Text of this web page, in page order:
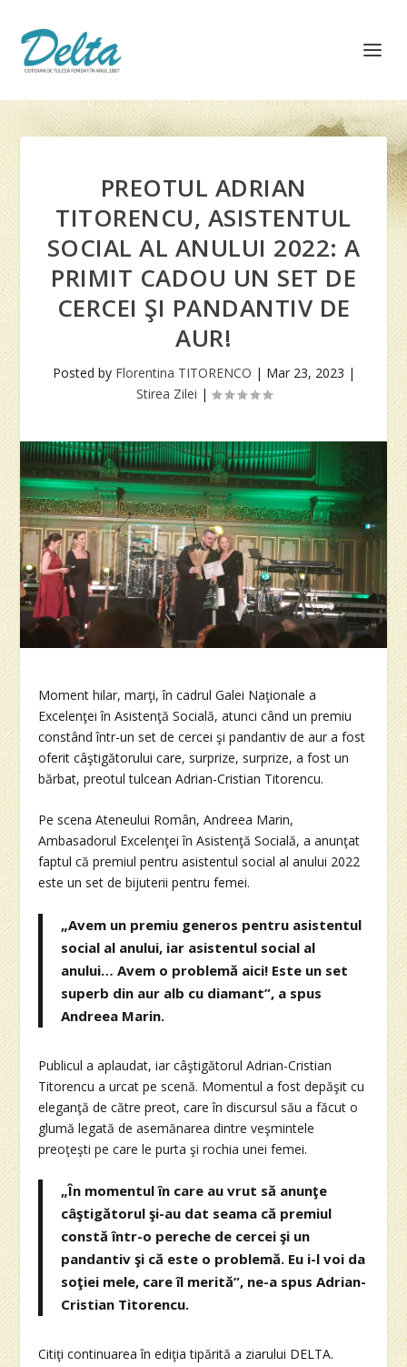
PREOTUL ADRIAN
TITORENCU, ASISTENTUL
SOCIAL AL ANULUI 2022: A
PRIMIT CADOU UN SET DE
CERCEI ŞI PANDANTIV DE
AUR!
Posted by Florentina TITORENCO | Mar 23, 2023 |
Stirea Zilei |
Moment hilar, marţi, în cadrul Galei Naţionale a
Excelenţei în Asistenţă Socială, atunci când un premiu
constând într-un set de cercei şi pandantiv de aur a fost
oferit câştigătorului care, surprize, surprize, a fost un
bărbat, preotul tulcean Adrian-Cristian Titorencu.
Pe scena Ateneului Român, Andreea Marin,
Ambasadorul Excelenţei în Asistenţă Socială, a anunţat
faptul că premiul pentru asistentul social al anului 2022
este un set de bijuterii pentru femei.
„Avem un premiu generos pentru asistentul
social al anului, iar asistentul social al
anului… Avem o problemă aici! Este un set
superb din aur alb cu diamant”, a spus
Andreea Marin.
Publicul a aplaudat, iar câştigătorul Adrian-Cristian
Titorencu a urcat pe scenă. Momentul a fost depăşit cu
eleganţă de către preot, care în discursul său a făcut o
glumă legată de asemănarea dintre veşmintele
preoţeşti pe care le purta şi rochia unei femei.
„În momentul în care au vrut să anunţe
câştigătorul şi-au dat seama că premiul
constă într-o pereche de cercei şi un
pandantiv şi că este o problemă. Eu i-l voi da
soţiei mele, care îl merită”, ne-a spus Adrian-
Cristian Titorencu.
Citiţi continuarea în ediţia tipărită a ziarului DELTA.